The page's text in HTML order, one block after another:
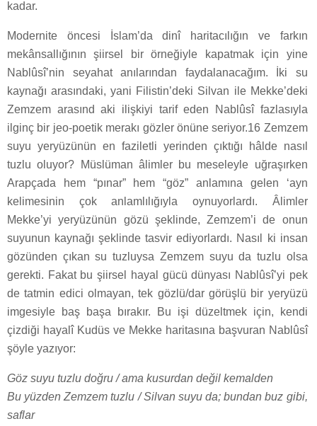
kadar.
Modernite öncesi İslam’da dinî haritacılığın ve farkın
mekânsallığının şiirsel bir örneğiyle kapatmak için yine
Nablûsî’nin seyahat anılarından faydalanacağım. İki su
kaynağı arasındaki, yani Filistin’deki Silvan ile Mekke’deki
Zemzem arasınd aki ilişkiyi tarif eden Nablûsî fazlasıyla
ilginç bir jeo-poetik merakı gözler önüne seriyor.16 Zemzem
suyu yeryüzünün en faziletli yerinden çıktığı hâlde nasıl
tuzlu oluyor? Müslüman âlimler bu meseleyle uğraşırken
Arapçada hem “pınar” hem “göz” anlamına gelen ‘ayn
kelimesinin çok anlamlılığıyla oynuyorlardı. Âlimler
Mekke’yi yeryüzünün gözü şeklinde, Zemzem’i de onun
suyunun kaynağı şeklinde tasvir ediyorlardı. Nasıl ki insan
gözünden çıkan su tuzluysa Zemzem suyu da tuzlu olsa
gerekti. Fakat bu şiirsel hayal gücü dünyası Nablûsî’yi pek
de tatmin edici olmayan, tek gözlü/dar görüşlü bir yeryüzü
imgesiyle baş başa bırakır. Bu işi düzeltmek için, kendi
çizdiği hayalî Kudüs ve Mekke haritasına başvuran Nablûsî
şöyle yazıyor:
Göz suyu tuzlu doğru / ama kusurdan değil kemalden
Bu yüzden Zemzem tuzlu / Silvan suyu da; bundan buz gibi,
saflar